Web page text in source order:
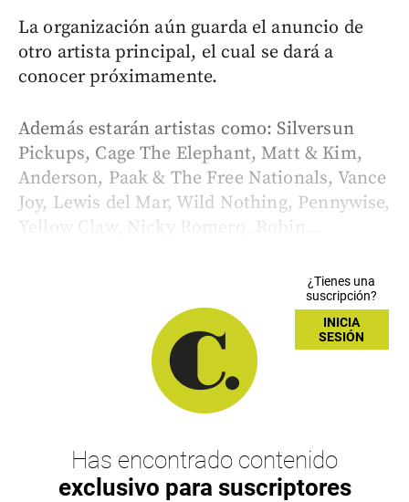
La organización aún guarda el anuncio de
otro artista principal, el cual se dará a
conocer próximamente.
Además estarán artistas como: Silversun
Pickups, Cage The Elephant, Matt & Kim,
Anderson, Paak & The Free Nationals, Vance
Joy, Lewis del Mar, Wild Nothing, Pennywise,
Yellow Claw, Nicky Romero, Robin...
¿Tienes una
suscripción?
INICIA
SESIÓN
Has encontrado contenido
exclusivo para suscriptores